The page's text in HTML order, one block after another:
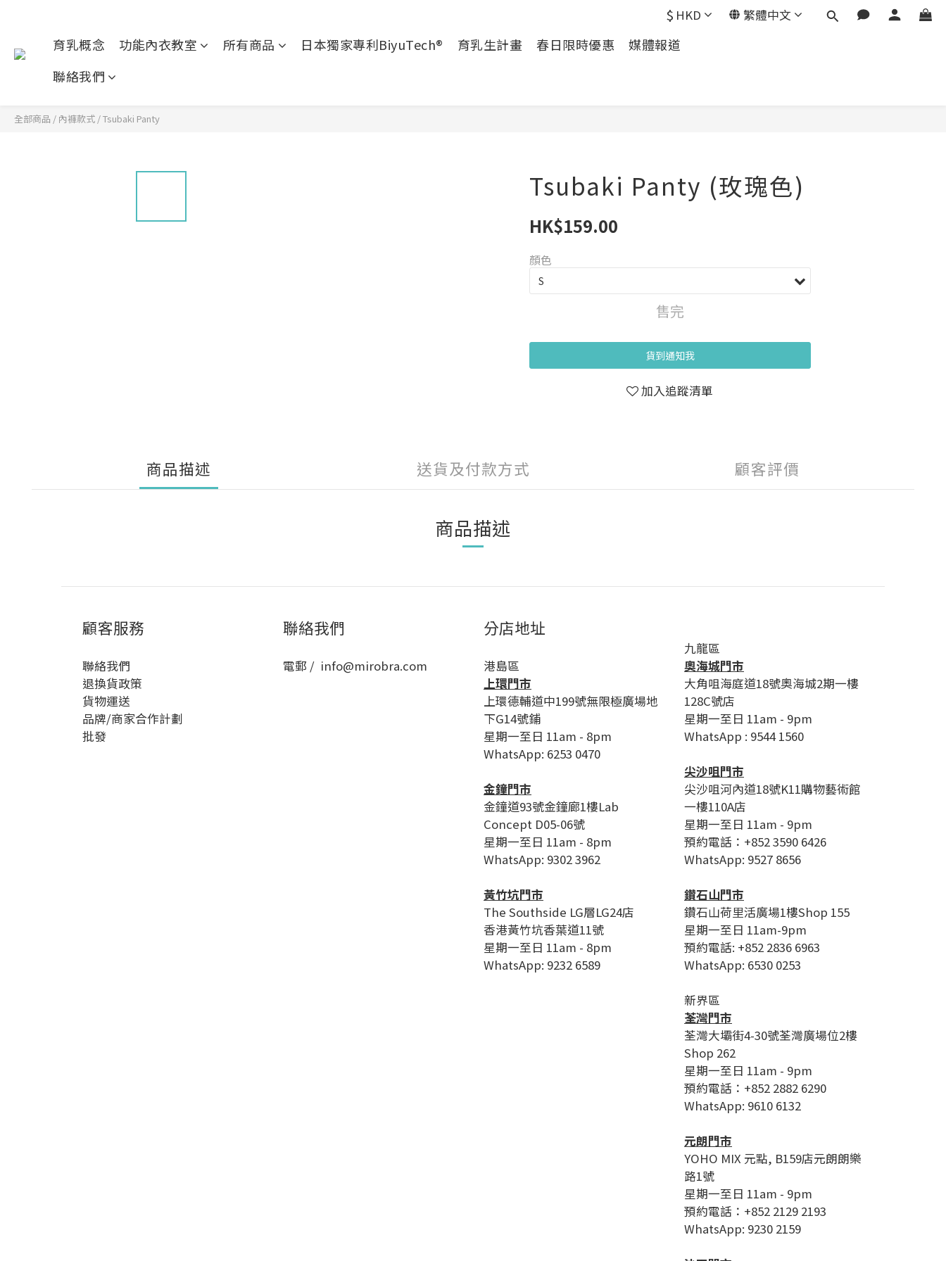
$ HKD 繁體中文
育乳概念 功能內衣教室 所有商品 日本獨家專利BiyuTech® 育乳生計畫 春日限時優惠
媒體報道
聯絡我們
全部商品 / 內褲款式 /Tsubaki Panty
Tsubaki Panty (玫瑰色)
HK$159.00
顏色
售完
貨到通知我
加入追蹤清單
商品描述 送貨及付款方式 顧客評價
商品描述
顧客服務
聯絡我們
退換貨政策
貨物運送
品牌/商家合作計劃
批發
聯絡我們
電郵 / info@mirobra.com
分店地址
港島區
上環門市
上環德輔道中199號無限極廣場地
下G14號鋪
星期一至日 11am - 8pm
WhatsApp: 6253 0470
金鐘門市
金鐘道93號金鐘廊1樓Lab
Concept D05-06號
星期一至日 11am - 8pm
WhatsApp: 9302 3962
黃竹坑門市
The Southside LG層LG24店
香港黃竹坑香葉道11號
星期一至日 11am - 8pm
WhatsApp: 9232 6589
九龍區
奧海城門市
大角咀海庭道18號奧海城2期一樓
128C號店
星期一至日 11am - 9pm
WhatsApp : 9544 1560
尖沙咀門市
尖沙咀河內道18號K11購物藝術館
一樓110A店
星期一至日 11am - 9pm
預約電話：+852 3590 6426
WhatsApp: 9527 8656
鑽石山門市
鑽石山荷里活廣場1樓Shop 155
星期一至日 11am-9pm
預約電話: +852 2836 6963
WhatsApp: 6530 0253
新界區
荃灣門市
荃灣大壩街4-30號荃灣廣場位2樓
Shop 262
星期一至日 11am - 9pm
預約電話：+852 2882 6290
WhatsApp: 9610 6132
元朗門市
YOHO MIX 元點, B159店元朗朗樂
路1號
星期一至日 11am - 9pm
預約電話：+852 2129 2193
WhatsApp: 9230 2159